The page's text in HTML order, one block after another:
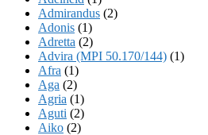
Admirandus (2)
Adonis (1)
Adretta (2)
Advira (MPI 50.170/144) (1)
Afra (1)
Aga (2)
Agria (1)
Aguti (2)
Aiko (2)